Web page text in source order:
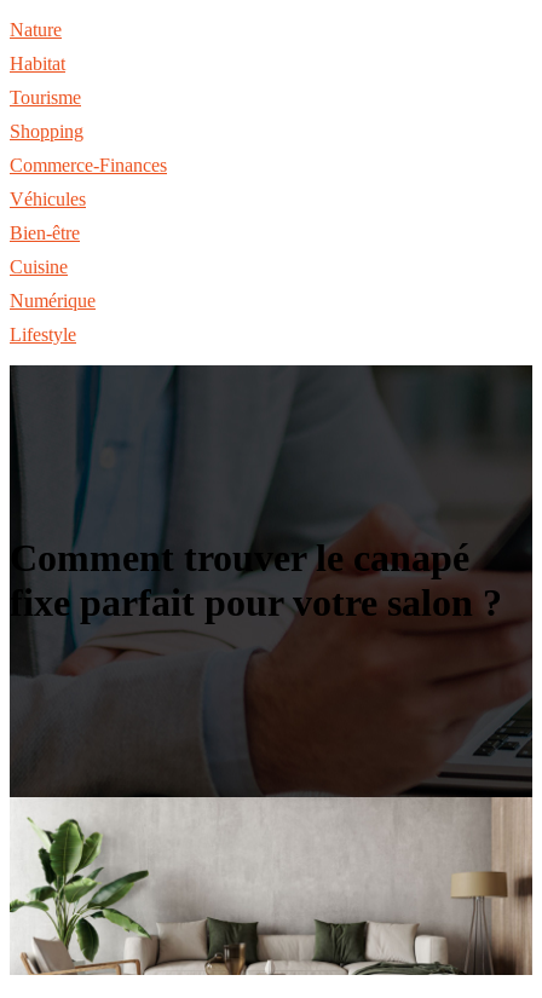
Nature
Habitat
Tourisme
Shopping
Commerce-Finances
Véhicules
Bien-être
Cuisine
Numérique
Lifestyle
Comment trouver le canapé
fixe parfait pour votre salon ?